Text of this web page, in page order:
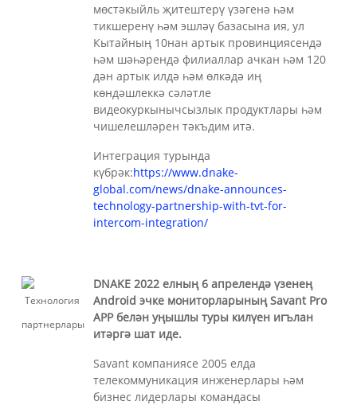
мөстәкыйль җитештерү үзәгенә һәм
тикшеренү һәм эшләү базасына ия, ул
Кытайның 10нан артык провинциясендә
һәм шәһәрендә филиаллар ачкан һәм 120
дән артык илдә һәм өлкәдә иң
көндәшлеккә сәләтле
видеокуркынычсызлык продуктлары һәм
чишелешләрен тәкъдим итә.
Интеграция турында
күбрәк:https://www.dnake-
global.com/news/dnake-announces-
technology-partnership-with-tvt-for-
intercom-integration/
DNAKE 2022 елның 6 апрелендә үзенең
Android эчке мониторларының Savant Pro
APP белән уңышлы туры килүен игълан
итәргә шат иде.
Savant компаниясе 2005 елда
телекоммуникация инженерлары һәм
бизнес лидерлары командасы